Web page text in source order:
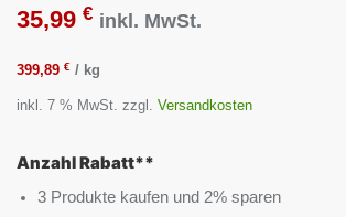
35,99 € inkl. MwSt.
399,89 € / kg
inkl. 7 % MwSt. zzgl. Versandkosten
Anzahl Rabatt**
3 Produkte kaufen und 2% sparen